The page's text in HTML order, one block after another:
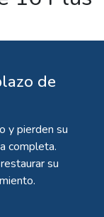
de
y pierden su
completa.
su